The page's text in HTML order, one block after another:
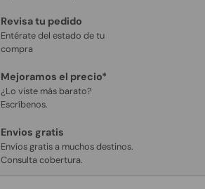
Revisa tu pedido
Entérate del estado de tu
compra
Mejoramos el precio*
¿Lo viste más barato?
Escríbenos.
Envios gratis
Envíos gratis a muchos destinos.
Consulta cobertura.